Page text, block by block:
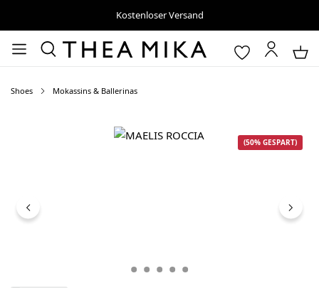
Kostenloser Versand
Shoes Mokassins & Ballerinas
Bildergalerie überspringen
(50% GESPART)